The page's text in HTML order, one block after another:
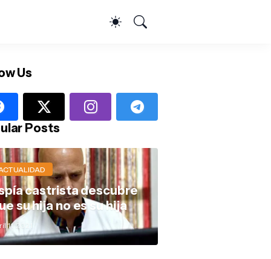
Us
Posts
castrista descubre
su hija no es su hija
11, 2021